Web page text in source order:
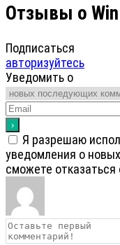
Отзывы о
Подписаться
авторизуйтесь
Уведомить о
Я разрешаю
уведомления о
cможете